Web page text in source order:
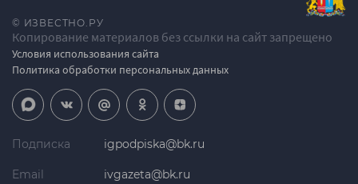
© ИЗВЕСТНО.РУ
Копирование материалов без ссылки на сайт запрещено
Условия использования сайта
Политика обработки персональных данных
Подписка igpodpiska@bk.ru
Email ivgazeta@bk.ru